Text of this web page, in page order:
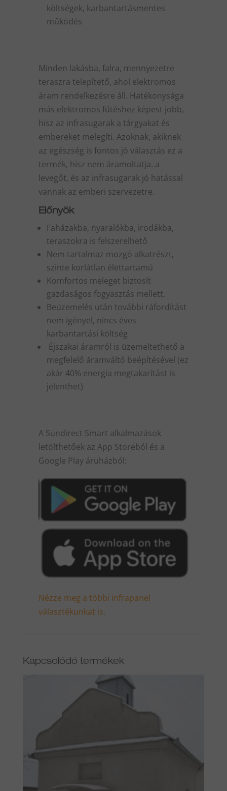
költségek, karbantartásmentes
működés
Minden lakásba, falra, mennyezetre
teraszra telepítető, ahol elektromos
áram rendelkezésre áll. Hatékonysága
más elektromos fűtéshez képest jobb,
hisz az infrasugarak a tárgyakat és
embereket melegíti. Azoknak, akiknek
az egészség is fontos jó választás ez a
termék, hisz nem áramoltatja. a
levegőt, és az infrasugarak jó hatással
vannak az emberi szervezetre.
Előnyök
Faházakba, nyaralókba, irodákba,
teraszokra is felszerelhető
Nem tartalmaz mozgó alkatrészt,
szinte korlátlan élettartamú
Komfortos meleget biztosít
gazdaságos fogyasztás mellett.
Beüzemelés után további ráfordítást
nem igényel, nincs éves
karbantartási költség
Éjszakai áramról is üzemeltethető a
megfelelő áramváltó beépítésével (ez
akár 40% energia megtakarítást is
jelenthet)
A Sundirect Smart alkalmazások
letölthetőek az App Storeból és a
Google Play áruházból:
Nézze meg a többi infrapanel
választékunkat is.
Kapcsolódó termékek